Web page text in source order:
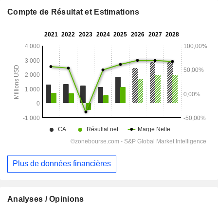
Compte de Résultat et Estimations
Plus de données financières
Analyses / Opinions